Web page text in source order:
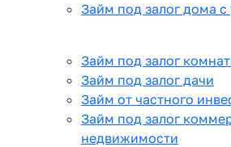
Займ под залог дома с
Займ под залог
Займ под залог дачи
Займ от частного
Займ под залог
недвижимости